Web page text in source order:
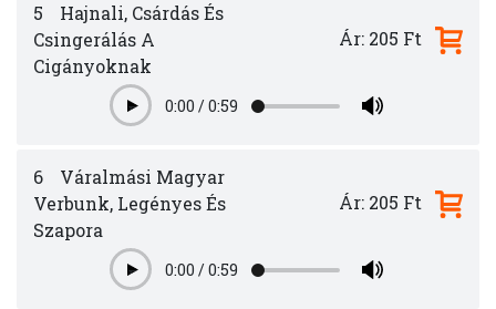
5
Hajnali, Csárdás És
Csingerálás A
Cigányoknak
Play0:00 /0:59
Ár: 205 Ft
6
Váralmási Magyar
Verbunk, Legényes És
Szapora
Play0:00 /0:59
Ár: 205 Ft